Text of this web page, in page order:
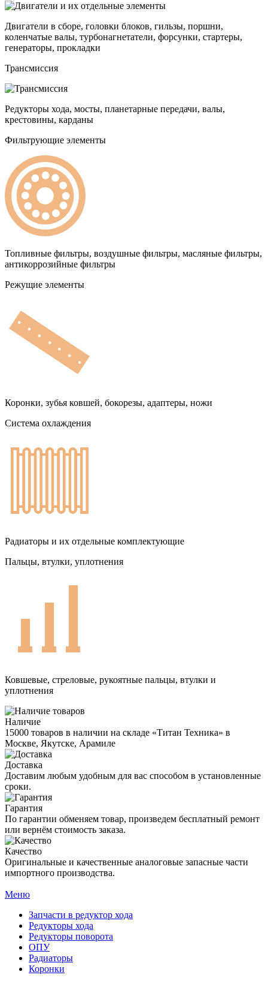
Двигатели в сборе, головки блоков, гильзы, поршни,
коленчатые валы, турбонагнетатели, форсунки, стартеры,
генераторы, прокладки
Трансмиссия
Редукторы хода, мосты, планетарные передачи, валы,
крестовины, карданы
Фильтрующие элементы
Топливные фильтры, воздушные фильтры, масляные фильтры,
антикоррозийные фильтры
Режущие элементы
Коронки, зубья ковшей, бокорезы, адаптеры, ножи
Система охлаждения
Радиаторы и их отдельные комплектующие
Пальцы, втулки, уплотнения
Ковшевые, стреловые, рукоятные пальцы, втулки и
уплотнения
Наличие
15000 товаров в наличии на складе «Титан Техника» в
Москве, Якутске, Арамиле
Доставка
Доставим любым удобным для вас способом в установленные
сроки.
Гарантия
По гарантии обменяем товар, произведем бесплатный ремонт
или вернём стоимость заказа.
Качество
Оригинальные и качественные аналоговые запасные части
импортного производства.
Меню
Запчасти в редуктор хода
Редукторы хода
Редукторы поворота
ОПУ
Радиаторы
Коронки